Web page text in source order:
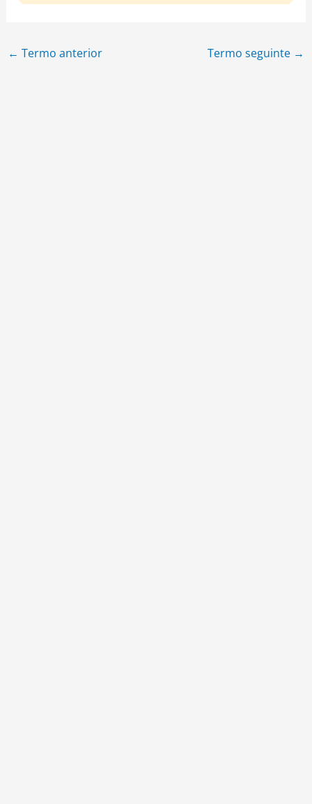
← Termo anterior Termo seguinte →